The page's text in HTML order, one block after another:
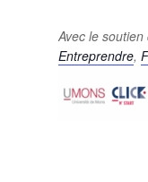
Avec le soutien
Entreprendre,